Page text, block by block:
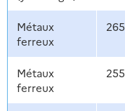
Métaux
ferreux
265
Métaux
ferreux
255